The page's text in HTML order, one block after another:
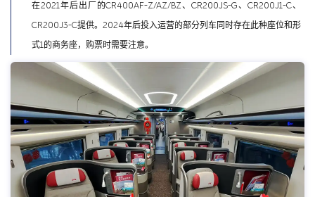
在2021年后出厂的CR400AF-Z/AZ/BZ、CR200JS-G、CR200J1-C、
CR200J3-C提供。2024年后投入运营的部分列车同时存在此种座位和形
式1的商务座，购票时需要注意。